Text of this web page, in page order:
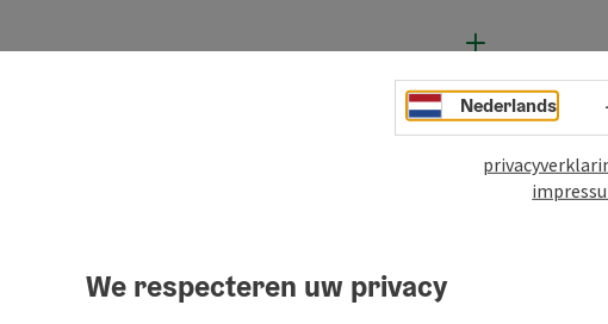
Nederlands
We respecteren uw privacy